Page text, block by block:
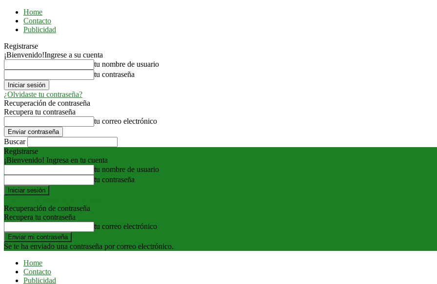
Home
Contacto
Publicidad
Registrarse
¡Bienvenido!Ingrese a su cuenta
tu nombre de usuario
tu contraseña
¿Olvidaste tu contraseña?
Recuperación de contraseña
Recupera tu contraseña
tu correo electrónico
Buscar
Registrarse
¡Bienvenido! Ingresa en tu cuenta
tu nombre de usuario
tu contraseña
Recuperación de contraseña
Recupera tu contraseña
tu correo electrónico
Se te ha enviado una contraseña por correo electrónico.
Home
Contacto
Publicidad